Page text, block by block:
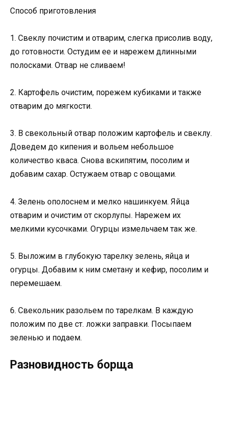
Способ приготовления
1. Свеклу почистим и отварим, слегка присолив воду,
до готовности. Остудим ее и нарежем длинными
полосками. Отвар не сливаем!
2. Картофель очистим, порежем кубиками и также
отварим до мягкости.
3. В свекольный отвар положим картофель и свеклу.
Доведем до кипения и вольем небольшое
количество кваса. Снова вскипятим, посолим и
добавим сахар. Остужаем отвар с овощами.
4. Зелень ополоснем и мелко нашинкуем. Яйца
отварим и очистим от скорлупы. Нарежем их
мелкими кусочками. Огурцы измельчаем так же.
5. Выложим в глубокую тарелку зелень, яйца и
огурцы. Добавим к ним сметану и кефир, посолим и
перемешаем.
6. Свекольник разольем по тарелкам. В каждую
положим по две ст. ложки заправки. Посыпаем
зеленью и подаем.
Разновидность борща